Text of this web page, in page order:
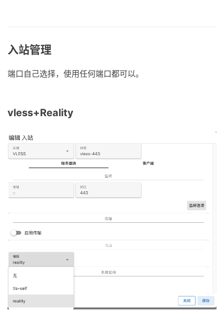
入站管理
端口自己选择，使用任何端口都可以。
vless+Reality